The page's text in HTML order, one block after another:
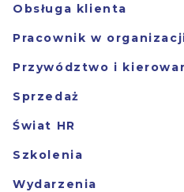
Obsługa klienta
Pracownik w
Przywództwo i
Sprzedaż
Świat HR
Szkolenia
Wydarzenia